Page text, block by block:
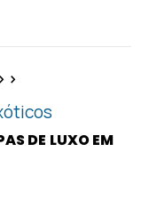
DE LUXO EM